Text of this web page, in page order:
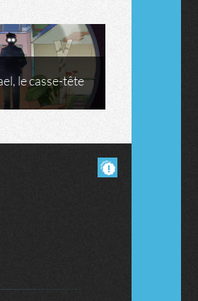
le casse-tête